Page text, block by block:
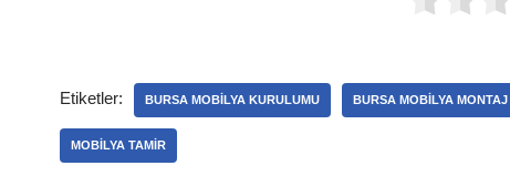
Etiketler: BURSA MOBILYA KURULUMU BURSA MOBILYA MONTAJ
MOBILYA TAMIR